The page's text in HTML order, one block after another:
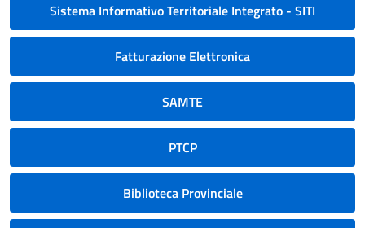
Sistema Informativo Territoriale Integrato - SITI
Fatturazione Elettronica
SAMTE
PTCP
Biblioteca Provinciale